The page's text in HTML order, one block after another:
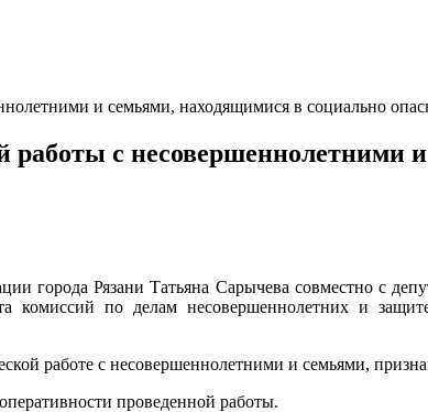
и семьями, находящимися в социально
работы с несовершеннолетними
города Рязани Татьяна Сарычева совместно с
комиссий по делам несовершеннолетних и
работе с несовершеннолетними и семьями,
проведенной работы.